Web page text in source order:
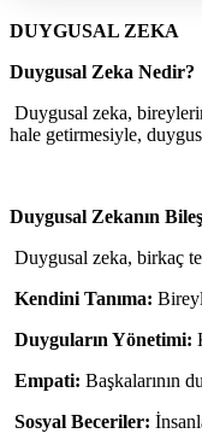
DUYGUSAL ZEKA
Duygusal Zeka Nedir?
Duygusal zeka,
hale getirmesiyle,
Duygusal Zekanın
Duygusal zeka, birkaç
Kendini Tanıma:
Duyguların Yönetimi:
Empati: Başkalarının
Sosyal Beceriler: